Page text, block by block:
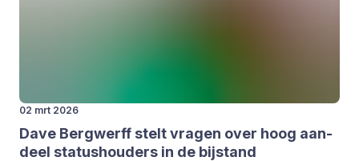
02 mrt 2026
Dave Berg­werff stelt vra­gen over hoog aan­
deel sta­tus­hou­ders in de bij­stand